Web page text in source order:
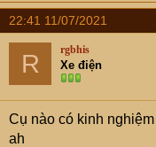
22:41 11/07/2021
R rgbhis
Xe điện
Cụ nào có kinh
ah